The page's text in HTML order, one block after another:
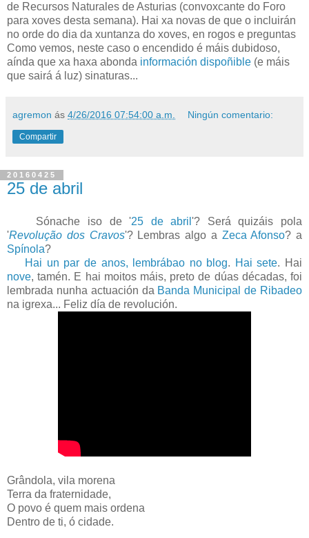
de Recursos Naturales de Asturias (convoxcante do Foro
para xoves desta semana). Hai xa novas de que o incluirán
no orde do dia da xuntanza do xoves, en rogos e preguntas
Como vemos, neste caso o encendido é máis dubidoso,
aínda que xa haxa abonda información dispoñible (e máis
que sairá á luz) sinaturas...
agremon ás 4/26/2016 07:54:00 a.m. Ningún comentario:
Compartir
20160425
25 de abril
Sónache iso de '25 de abril'? Será quizáis pola
'Revolução dos Cravos'? Lembras algo a Zeca Afonso? a
Spínola?
Hai un par de anos, lembrábao no blog. Hai sete. Hai
nove, tamén. E hai moitos máis, preto de dúas décadas, foi
lembrada nunha actuación da Banda Municipal de Ribadeo
na igrexa... Feliz día de revolución.
Grândola, vila morena
Terra da fraternidade,
O povo é quem mais ordena
Dentro de ti, ó cidade.